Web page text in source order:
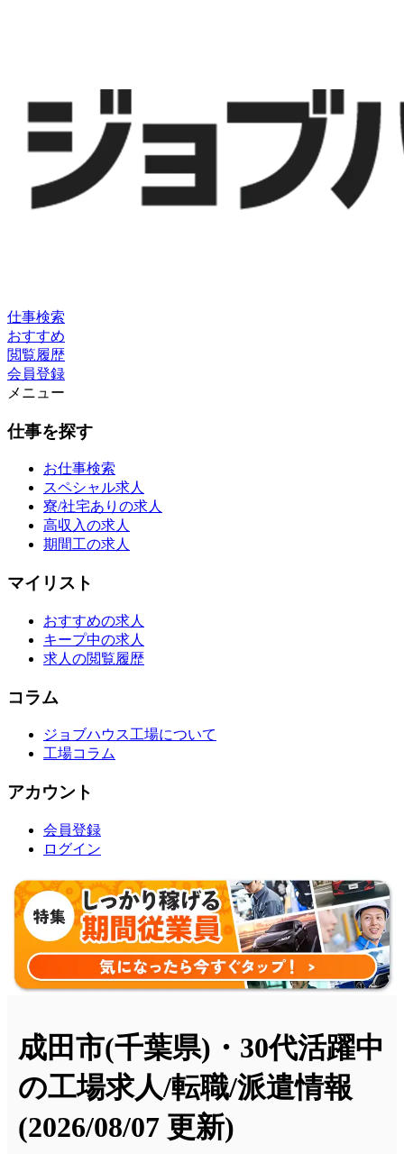
仕事検索
おすすめ
閲覧履歴
会員登録
メニュー
仕事を探す
お仕事検索
スペシャル求人
寮/社宅ありの求人
高収入の求人
期間工の求人
マイリスト
おすすめの求人
キープ中の求人
求人の閲覧履歴
コラム
ジョブハウス工場について
工場コラム
アカウント
会員登録
ログイン
成田市(千葉県)・30代活躍中
の工場求人/転職/派遣情報
(2026/08/07 更新)